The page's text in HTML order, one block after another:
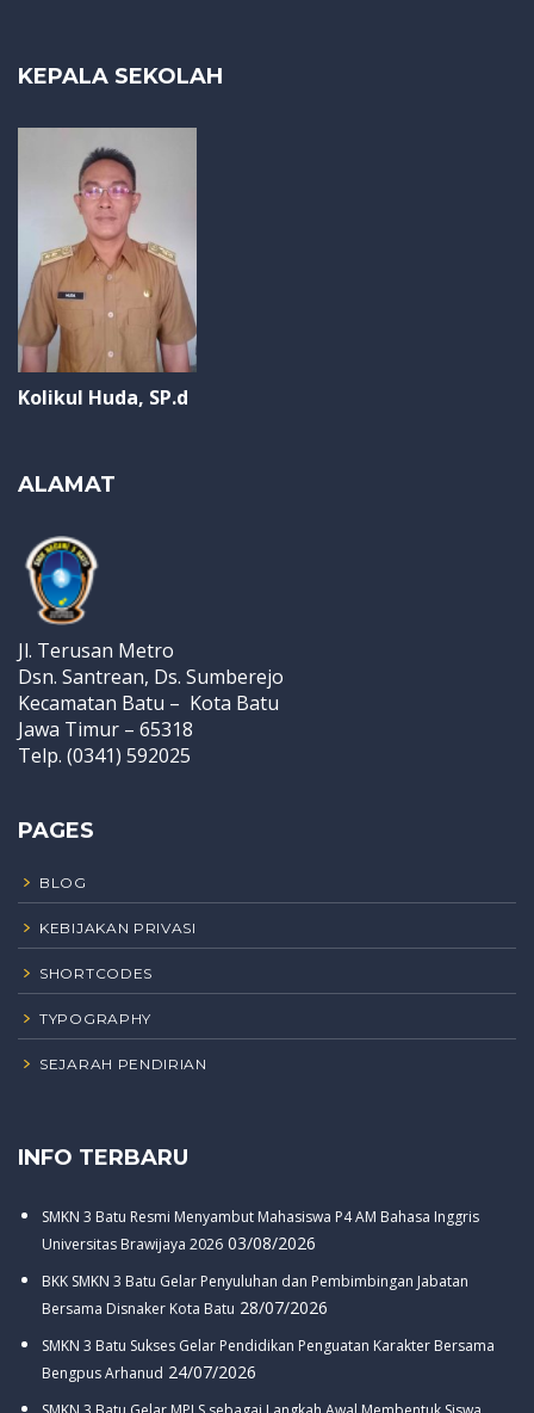
KEPALA SEKOLAH
Kolikul Huda, SP.d
ALAMAT
Jl. Terusan Metro
Dsn. Santrean, Ds. Sumberejo
Kecamatan Batu – Kota Batu
Jawa Timur – 65318
Telp. (0341) 592025
PAGES
BLOG
KEBIJAKAN PRIVASI
SHORTCODES
TYPOGRAPHY
SEJARAH PENDIRIAN
INFO TERBARU
SMKN 3 Batu Resmi Menyambut Mahasiswa P4 AM Bahasa Inggris
Universitas Brawijaya 2026 03/08/2026
BKK SMKN 3 Batu Gelar Penyuluhan dan Pembimbingan Jabatan
Bersama Disnaker Kota Batu 28/07/2026
SMKN 3 Batu Sukses Gelar Pendidikan Penguatan Karakter Bersama
Bengpus Arhanud 24/07/2026